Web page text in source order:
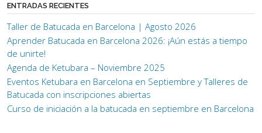
ENTRADAS RECIENTES
Taller de Batucada en Barcelona | Agosto 2026
Aprender Batucada en Barcelona 2026: ¡Aún estás a tiempo
de unirte!
Agenda de Ketubara – Noviembre 2025
Eventos Ketubara en Barcelona en Septiembre y Talleres de
Batucada con inscripciones abiertas
Curso de iniciación a la batucada en septiembre en Barcelona